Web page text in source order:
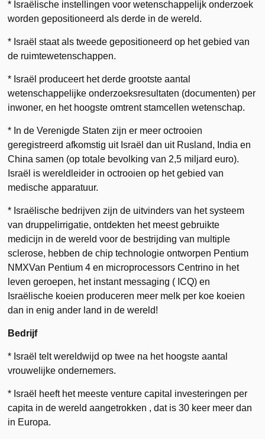
* Israëlische instellingen voor wetenschappelijk onderzoek
worden gepositioneerd als derde in de wereld.
* Israël staat als tweede gepositioneerd op het gebied van
de ruimtewetenschappen.
* Israël produceert het derde grootste aantal
wetenschappelijke onderzoeksresultaten (documenten) per
inwoner, en het hoogste omtrent stamcellen wetenschap.
* In de Verenigde Staten zijn er meer octrooien
geregistreerd afkomstig uit Israël dan uit Rusland, India en
China samen (op totale bevolking van 2,5 miljard euro).
Israël is wereldleider in octrooien op het gebied van
medische apparatuur.
* Israëlische bedrijven zijn de uitvinders van het systeem
van druppelirrigatie, ontdekten het meest gebruikte
medicijn in de wereld voor de bestrijding van multiple
sclerose, hebben de chip technologie ontworpen Pentium
NMXVan Pentium 4 en microprocessors Centrino in het
leven geroepen, het instant messaging ( ICQ) en
Israëlische koeien produceren meer melk per koe koeien
dan in enig ander land in de wereld!
Bedrijf
* Israël telt wereldwijd op twee na het hoogste aantal
vrouwelijke ondernemers.
* Israël heeft het meeste venture capital investeringen per
capita in de wereld aangetrokken , dat is 30 keer meer dan
in Europa.